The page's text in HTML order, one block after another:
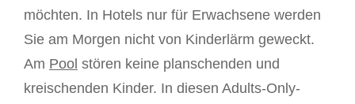
möchten. In Hotels nur für Erwachsene werden
Sie am Morgen nicht von Kinderlärm geweckt.
Am Pool stören keine planschenden und
kreischenden Kinder. In diesen Adults-Only-